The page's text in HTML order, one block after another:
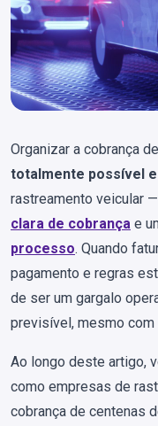
Organizar a cobrança
totalmente possível
rastreamento veicular
clara de cobrança e
processo. Quando
pagamento e regras
de ser um gargalo
previsível, mesmo com
Ao longo deste artigo,
como empresas de
cobrança de centenas